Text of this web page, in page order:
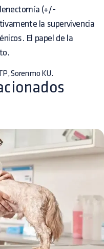
(+/-
la supervivencia
El papel de la
Sorenmo KU.